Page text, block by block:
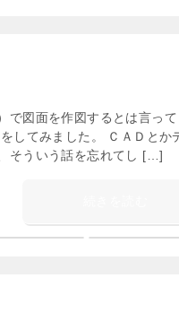
図面を作図するとは言って
してみました。 ＣＡＤとか
そういう話を忘れてし […]